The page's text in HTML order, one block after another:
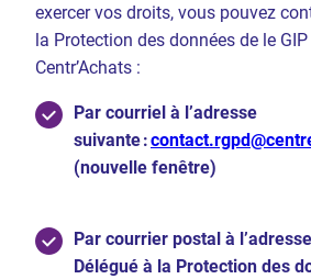
exercer vos droits, vous pouvez
la Protection des données de le
Centr’Achats :
Par courriel à l’adresse
suivante :
(nouvelle fenêtre)
Par courrier postal à
Délégué à la Protection des